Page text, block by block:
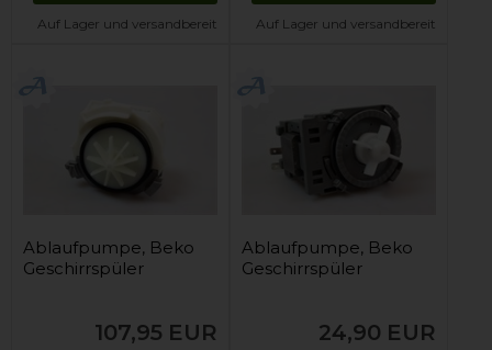
Auf Lager und versandbereit Auf Lager und versandbereit
Ablaufpumpe, Beko
Geschirrspüler
107,95 EUR
Ablaufpumpe, Beko
Geschirrspüler
24,90 EUR